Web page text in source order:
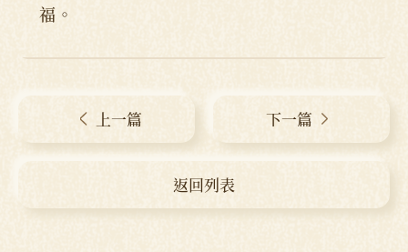
福。
上一篇
返回列表
下一篇